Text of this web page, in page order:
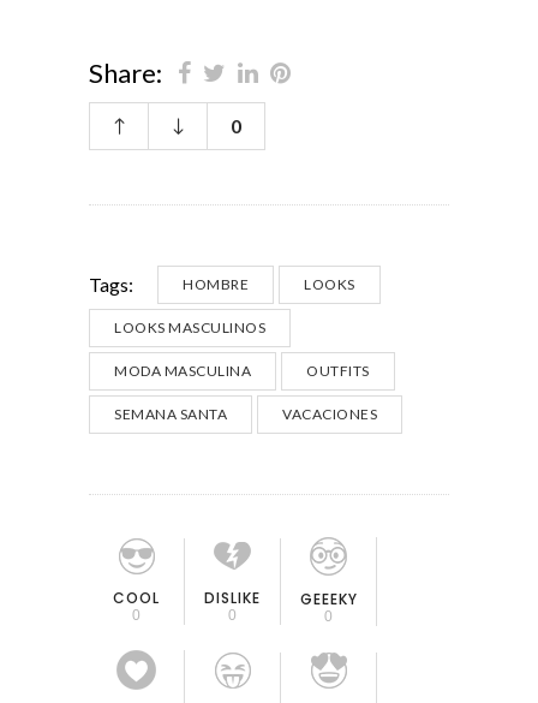
Share:
0
Tags: HOMBRE LOOKS
LOOKS MASCULINOS
MODA MASCULINA OUTFITS
SEMANA SANTA VACACIONES
COOL
0
DISLIKE
0
GEEEKY
0